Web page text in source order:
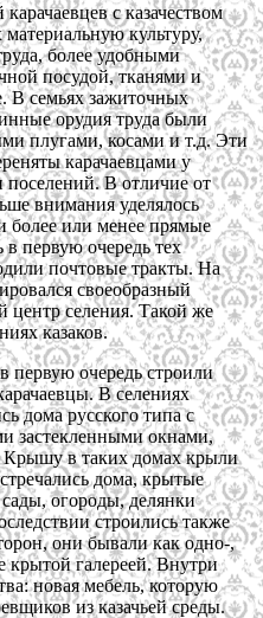
с казачеством
культуру,
более удобными
посудой, тканями и
В семьях зажиточных
орудия труда были
плугами, косами и т.д. Эти
карачаевцами у
поселений. В отличие от
внимания уделялось
более или менее прямые
первую очередь тех
почтовые тракты. На
своеобразный
центр селения. Такой же
казаков.
первую очередь строили
В селениях
дома русского типа с
застекленными окнами,
в таких домах крыли
дома, крытые
огороды, делянки
строились также
они бывали как одно-,
крытой галереей. Внутри
новая мебель, которую
из казачьей среды.